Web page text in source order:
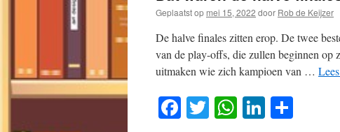
Geplaatst op mei 15, 2022 door Rob de Keijzer
De halve finales zitten erop. De twee
van de play-offs, die zullen beginnen op
uitmaken wie zich kampioen van …
Facebook
TwitterWhatsApp
LinkedIn